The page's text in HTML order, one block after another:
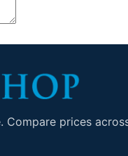
prices